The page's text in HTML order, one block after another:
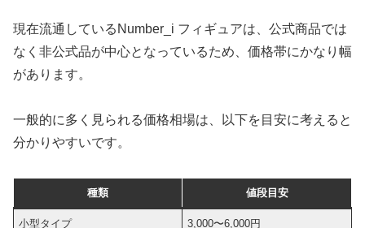
現在流通しているNumber_i フィギュアは、公式商品では
なく非公式品が中心となっているため、価格帯にかなり幅
があります。
一般的に多く見られる価格相場は、以下を目安に考えると
分かりやすいです。
種類 値段目安
小型タイプ 3,000〜6,000円